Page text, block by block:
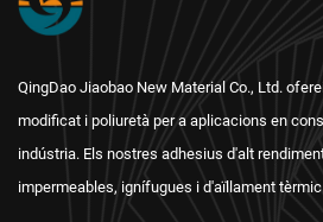
QingDao Jiaobao New Material Co., Ltd.
modificat i poliuretà per a aplicacions en
indústria. Els nostres adhesius d'alt
impermeables, ignífugues i d'aïllament